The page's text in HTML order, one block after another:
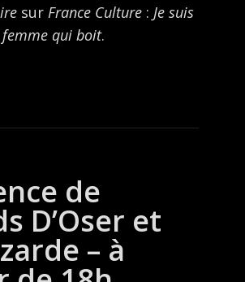
sur France Culture: Je suis
femme qui boit.
de
D’Oser et
– à